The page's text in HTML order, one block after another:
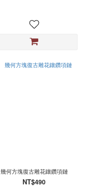
幾何方塊復古雕花鑲鑽項鏈
NT$490